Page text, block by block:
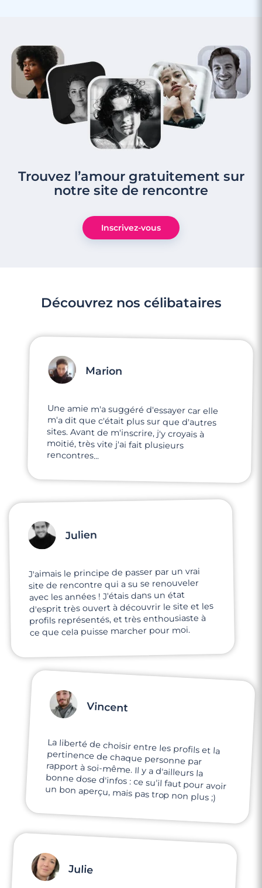
Trouvez l’amour gratuitement sur
notre site de rencontre
Inscrivez-vous
Découvrez nos célibataires
Marion
Une amie m'a suggéré d'essayer car elle
m'a dit que c'était plus sur que d'autres
sites. Avant de m'inscrire, j'y croyais à
moitié, très vite j'ai fait plusieurs
rencontres...
Julien
J'aimais le principe de passer par un vrai
site de rencontre qui a su se renouveler
avec les années ! J'étais dans un état
d'esprit très ouvert à découvrir le site et les
profils représentés, et très enthousiaste à
ce que cela puisse marcher pour moi.
Vincent
La liberté de choisir entre les profils et la
pertinence de chaque personne par
rapport à soi-même. Il y a d'ailleurs la
bonne dose d'infos : ce su'il faut pour avoir
un bon aperçu, mais pas trop non plus ;)
Julie